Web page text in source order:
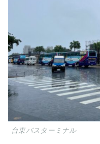
台東バスターミナル